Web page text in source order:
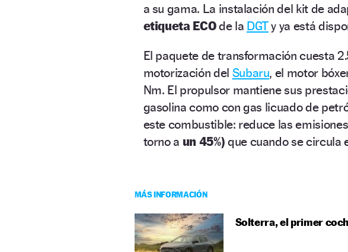
a su gama. La instalación del kit de
etiqueta ECOde la DGTy ya está
El paquete de transformación cuesta
motorización del Subaru, el motor
Nm. El propulsor mantiene sus
gasolina como con gas licuado de
este combustible: reduce las
torno a un 45%) que cuando se circula
MÁS INFORMACIÓN
Solterra, el primer